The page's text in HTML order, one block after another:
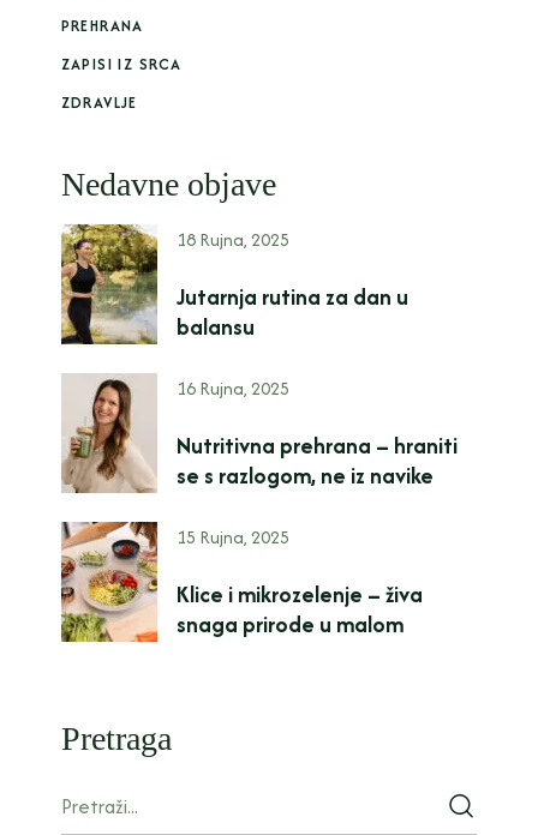
PREHRANA
ZAPISI IZ SRCA
ZDRAVLJE
Nedavne objave
18 Rujna, 2025
Jutarnja rutina za dan u
balansu
16 Rujna, 2025
Nutritivna prehrana – hraniti
se s razlogom, ne iz navike
15 Rujna, 2025
Klice i mikrozelenje – živa
snaga prirode u malom
Pretraga